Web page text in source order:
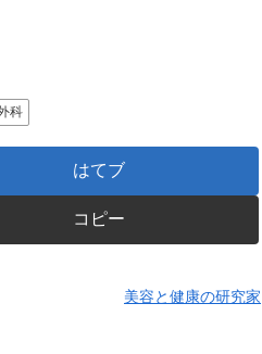
科
はてブ
コピー
美容と健康の研究家